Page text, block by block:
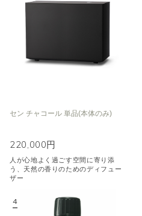
セン チャコール 単品(本体のみ)
220,000円
人が心地よく過ごす空間に寄り添
う、天然の香りのためのディフュー
ザー